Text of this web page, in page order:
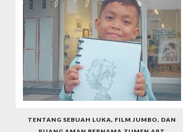
TENTANG SEBUAH LUKA, FILM JUMBO, DAN